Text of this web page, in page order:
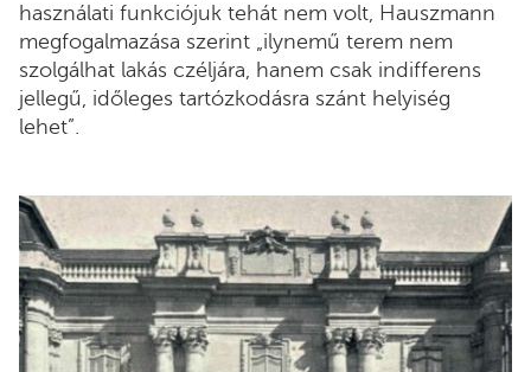
használati funkciójuk tehát nem volt, Hauszmann
megfogalmazása szerint „ilynemű terem nem
szolgálhat lakás czéljára, hanem csak indifferens
jellegű, időleges tartózkodásra szánt helyiség
lehet”.